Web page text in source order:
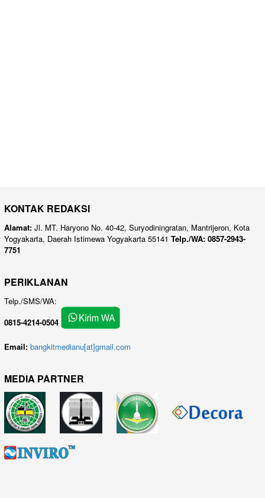
KONTAK REDAKSI
Alamat: Jl. MT. Haryono No. 40-42, Suryodiningratan, Mantrijeron, Kota
Yogyakarta, Daerah Istimewa Yogyakarta 55141 Telp./WA: 0857-2943-
7751
PERIKLANAN
Telp./SMS/WA:
0815-4214-0504
Email: bangkitmedianu[at]gmail.com
MEDIA PARTNER